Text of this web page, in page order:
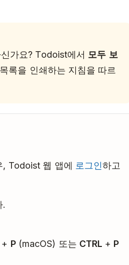
가요? Todoist에서 모두 보
록을 인쇄하는 지침을 따르
, Todoist 웹 앱에 로그인하고
.
P(macOS) 또는 CTRL + P